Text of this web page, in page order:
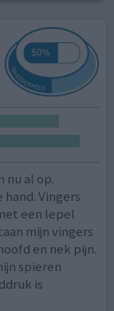
nu al op.
Vingers
een lepel
mijn vingers
en nek pijn.
spieren
is